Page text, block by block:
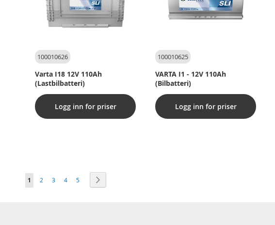
100010626
Varta I18 12V 110Ah
(Lastbilbatteri)
Logg inn for priser
100010625
VARTA I1 - 12V 110Ah
(Bilbatteri)
Logg inn for priser
Sida
You're currently reading page
1 Sida
2 Sida
3 Sida
4 Sida
5